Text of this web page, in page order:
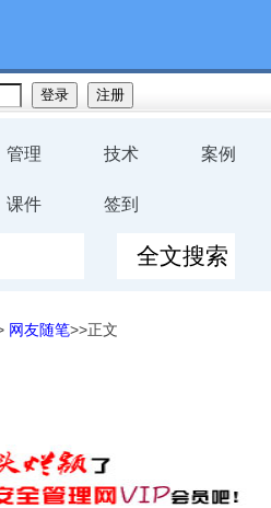
管理 技术 案例
课件 签到
网友随笔>>正文